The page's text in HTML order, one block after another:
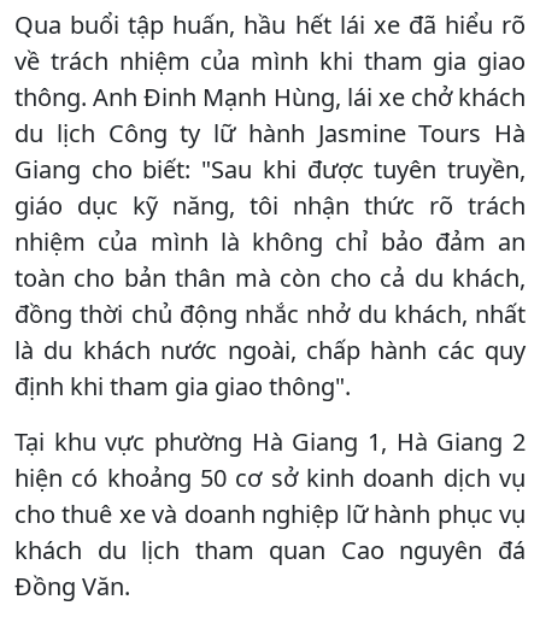
Qua buổi tập huấn, hầu hết lái xe đã hiểu rõ
về trách nhiệm của mình khi tham gia giao
thông. Anh Đinh Mạnh Hùng, lái xe chở khách
du lịch Công ty lữ hành Jasmine Tours Hà
Giang cho biết: "Sau khi được tuyên truyền,
giáo dục kỹ năng, tôi nhận thức rõ trách
nhiệm của mình là không chỉ bảo đảm an
toàn cho bản thân mà còn cho cả du khách,
đồng thời chủ động nhắc nhở du khách, nhất
là du khách nước ngoài, chấp hành các quy
định khi tham gia giao thông".
Tại khu vực phường Hà Giang 1, Hà Giang 2
hiện có khoảng 50 cơ sở kinh doanh dịch vụ
cho thuê xe và doanh nghiệp lữ hành phục vụ
khách du lịch tham quan Cao nguyên đá
Đồng Văn.